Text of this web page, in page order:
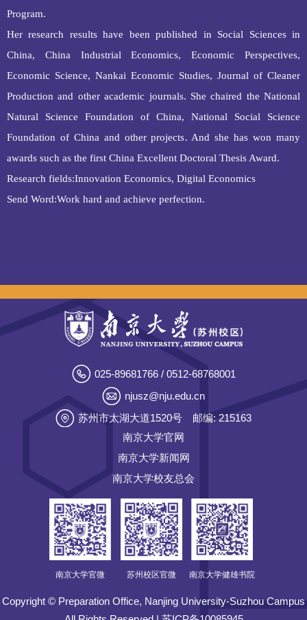
Program.
Her research results have been published in Social Sciences in
China, China Industrial Economics, Economic Perspectives,
Economic Science, Nankai Economic Studies, Journal of Cleaner
Production and other academic journals. She chaired the National
Natural Science Foundation of China, National Social Science
Foundation of China and other projects. And she has won many
awards such as the first China Excellent Doctoral Thesis Award.
Research fields:Innovation Economics, Digital Economics
Send Word:Work hard and achieve perfection.
025-89681766 / 0512-68768001
njusz@nju.edu.cn
苏州市太湖大道1520号
邮编: 215163
南京大学官网
南京大学新闻网
南京大学校友总会
南京大学官微 苏州校区官微 南京大学健雄书院
Copyright © Preparation Office, Nanjing University-Suzhou Campus